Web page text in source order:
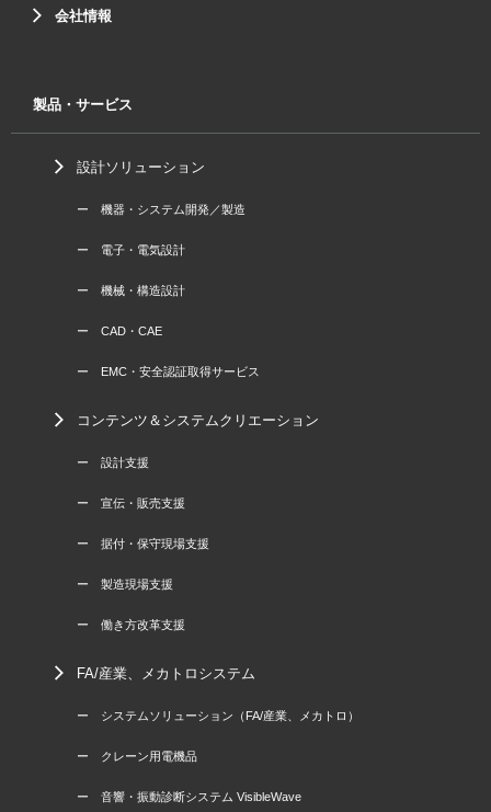
会社情報
製品・サービス
設計ソリューション
ー 機器・システム開発／製造
ー 電子・電気設計
ー 機械・構造設計
ー CAD・CAE
ー EMC・安全認証取得サービス
コンテンツ＆システムクリエーション
ー 設計支援
ー 宣伝・販売支援
ー 据付・保守現場支援
ー 製造現場支援
ー 働き方改革支援
FA/産業、メカトロシステム
ー システムソリューション（FA/産業、メカトロ）
ー クレーン用電機品
ー 音響・振動診断システム VisibleWave